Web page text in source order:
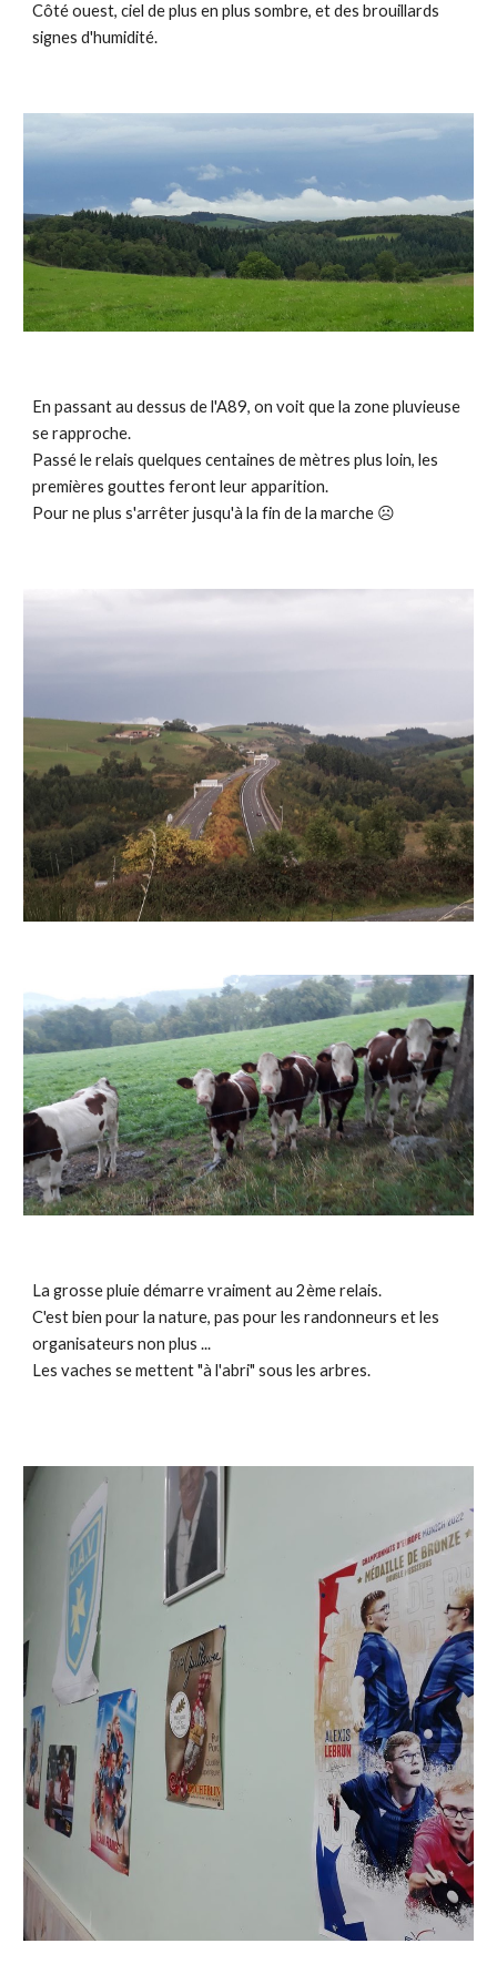
Côté ouest, ciel de plus en plus sombre, et des brouillards
signes d'humidité.
En passant au dessus de l'A89, on voit que la zone pluvieuse
se rapproche.
Passé le relais quelques centaines de mètres plus loin, les
premières gouttes feront leur apparition.
Pour ne plus s'arrêter jusqu'à la fin de la marche ☹️
La grosse pluie démarre vraiment au 2ème relais.
C'est bien pour la nature, pas pour les randonneurs et les
organisateurs non plus ...
Les vaches se mettent "à l'abri" sous les arbres.